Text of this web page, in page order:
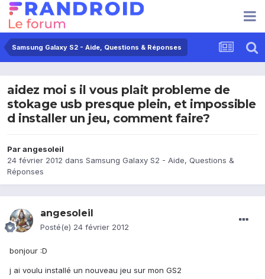
Samsung Galaxy S2 - Aide, Questions & Réponses
aidez moi s il vous plait probleme de
stokage usb presque plein, et impossible
d installer un jeu, comment faire?
Parangesoleil
24 février 2012 dans Samsung Galaxy S2 - Aide, Questions &
Réponses
angesoleil
Posté(e) 24 février 2012
bonjour :D
j ai voulu installé un nouveau jeu sur mon GS2